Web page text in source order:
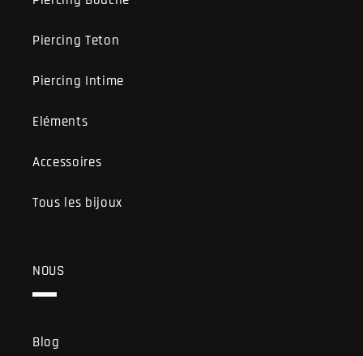
Piercing Teton
Piercing Intime
Eléments
Accessoires
Tous les bijoux
NOUS
Blog